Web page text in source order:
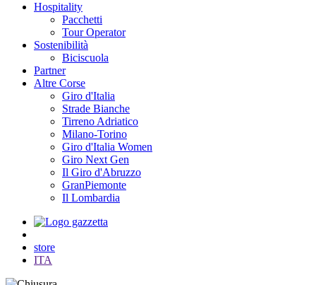
Hospitality
Pacchetti
Tour Operator
Sostenibilità
Biciscuola
Partner
Altre Corse
Giro d'Italia
Strade Bianche
Tirreno Adriatico
Milano-Torino
Giro d'Italia Women
Giro Next Gen
Il Giro d'Abruzzo
GranPiemonte
Il Lombardia
store
ITA